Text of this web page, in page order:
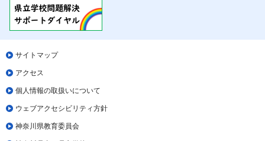
サイトマップ
アクセス
個人情報の取扱いについて
ウェブアクセシビリティ方針
神奈川県教育委員会